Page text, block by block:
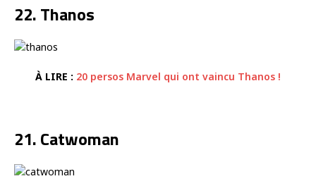
22. Thanos
À LIRE : 20 persos Marvel qui ont vaincu Thanos !
21. Catwoman